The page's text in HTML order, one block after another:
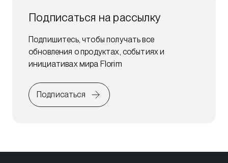
Подписаться на рассылку
Подпишитесь, чтобы получать все
обновления о продуктах, событиях и
инициативах мира Florim
Подписаться